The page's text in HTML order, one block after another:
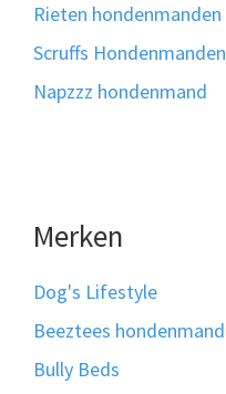
Rieten hondenmanden
Scruffs Hondenmanden
Napzzz hondenmand
Merken
Dog's Lifestyle
Beeztees hondenmand
Bully Beds